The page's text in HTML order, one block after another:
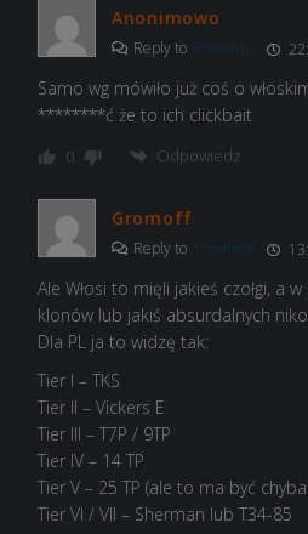
Anonimowo
Reply to Proximus
Samo wg mówiło już coś o
********ć że to ich clickbait
0 Odpowiedz
Gromoff
Reply to Proximus
Ale Włosi to mięli jakieś czołgi, a
klonów lub jakiś absurdalnych
Dla PL ja to widzę tak:
Tier I – TKS
Tier II – Vickers E
Tier III – T7P / 9TP
Tier IV – 14 TP
Tier V – 25 TP (ale to ma być
Tier VI / VII – Sherman lub T34-85